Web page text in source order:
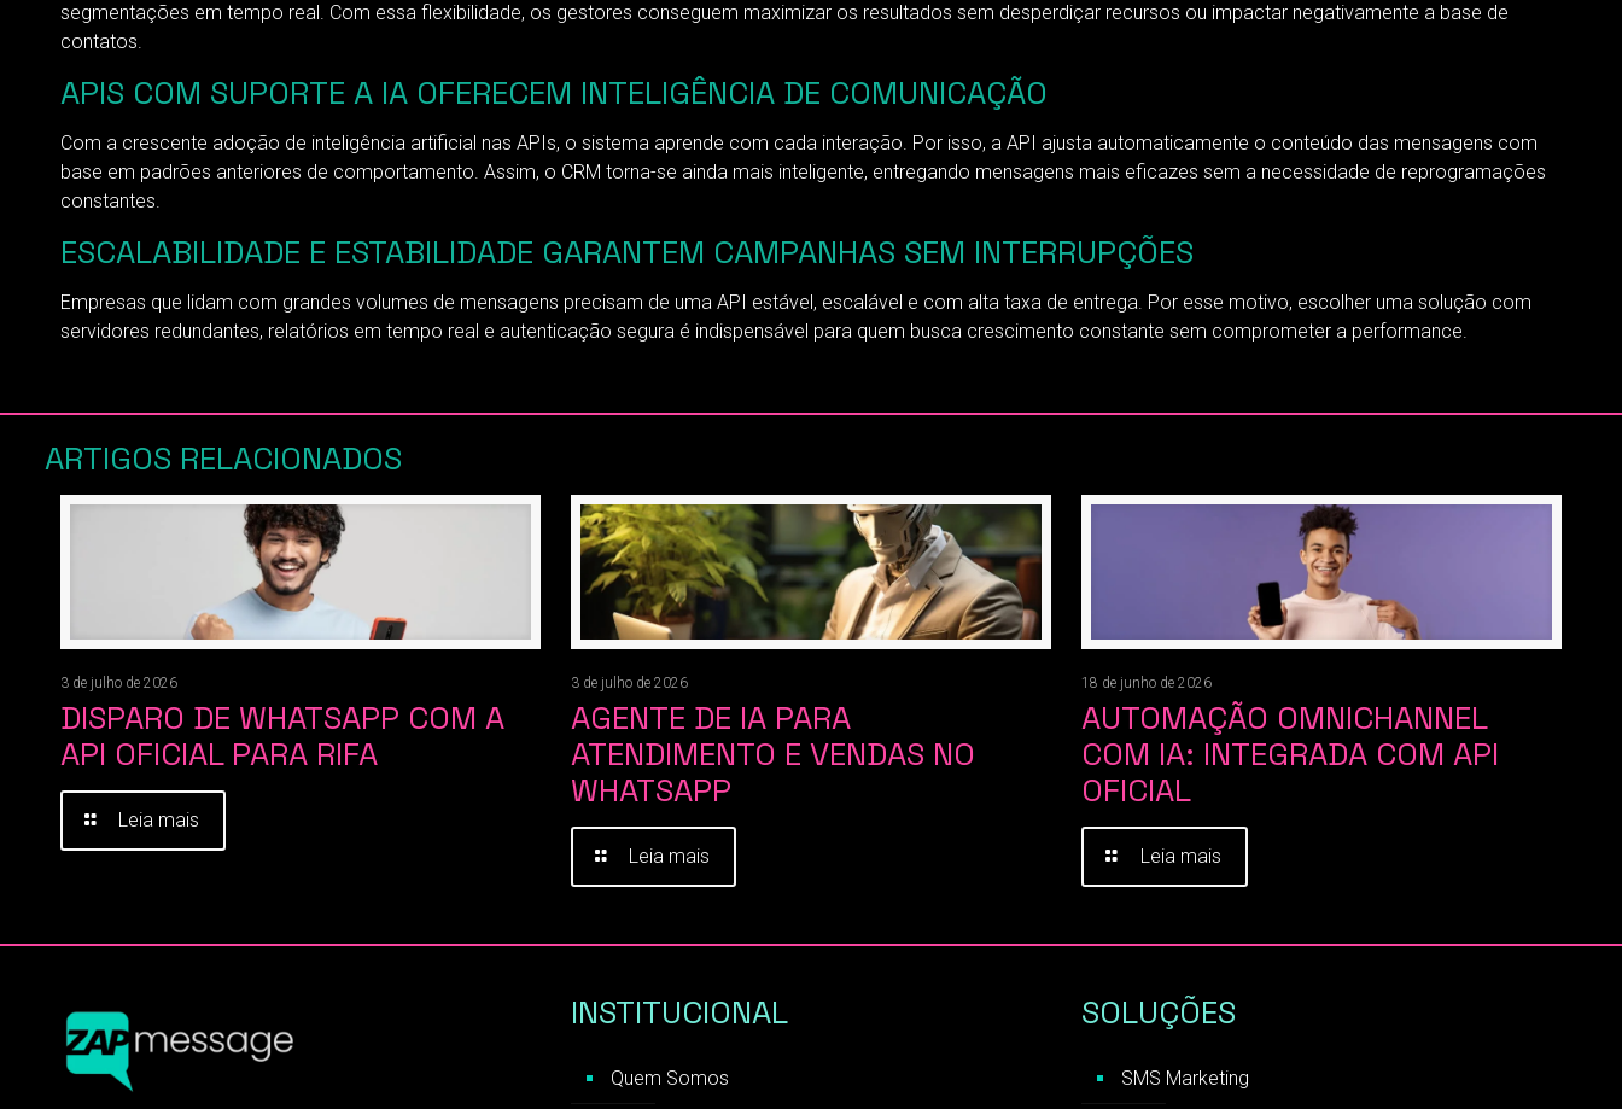
segmentações em tempo real. Com essa flexibilidade, os gestores conseguem maximizar os resultados sem desperdiçar recursos ou impactar negativamente a base de
contatos.
APIS COM SUPORTE A IA OFERECEM INTELIGÊNCIA DE COMUNICAÇÃO
Com a crescente adoção de inteligência artificial nas APIs, o sistema aprende com cada interação. Por isso, a API ajusta automaticamente o conteúdo das mensagens com
base em padrões anteriores de comportamento. Assim, o CRM torna-se ainda mais inteligente, entregando mensagens mais eficazes sem a necessidade de reprogramações
constantes.
ESCALABILIDADE E ESTABILIDADE GARANTEM CAMPANHAS SEM INTERRUPÇÕES
Empresas que lidam com grandes volumes de mensagens precisam de uma API estável, escalável e com alta taxa de entrega. Por esse motivo, escolher uma solução com
servidores redundantes, relatórios em tempo real e autenticação segura é indispensável para quem busca crescimento constante sem comprometer a performance.
ARTIGOS RELACIONADOS
3 de julho de 2026
DISPARO DE WHATSAPP COM A
API OFICIAL PARA RIFA
Leia mais
3 de julho de 2026
AGENTE DE IA PARA
ATENDIMENTO E VENDAS NO
WHATSAPP
Leia mais
18 de junho de 2026
AUTOMAÇÃO OMNICHANNEL
COM IA: INTEGRADA COM API
OFICIAL
Leia mais
INSTITUCIONAL
Quem Somos
SOLUÇÕES
SMS Marketing